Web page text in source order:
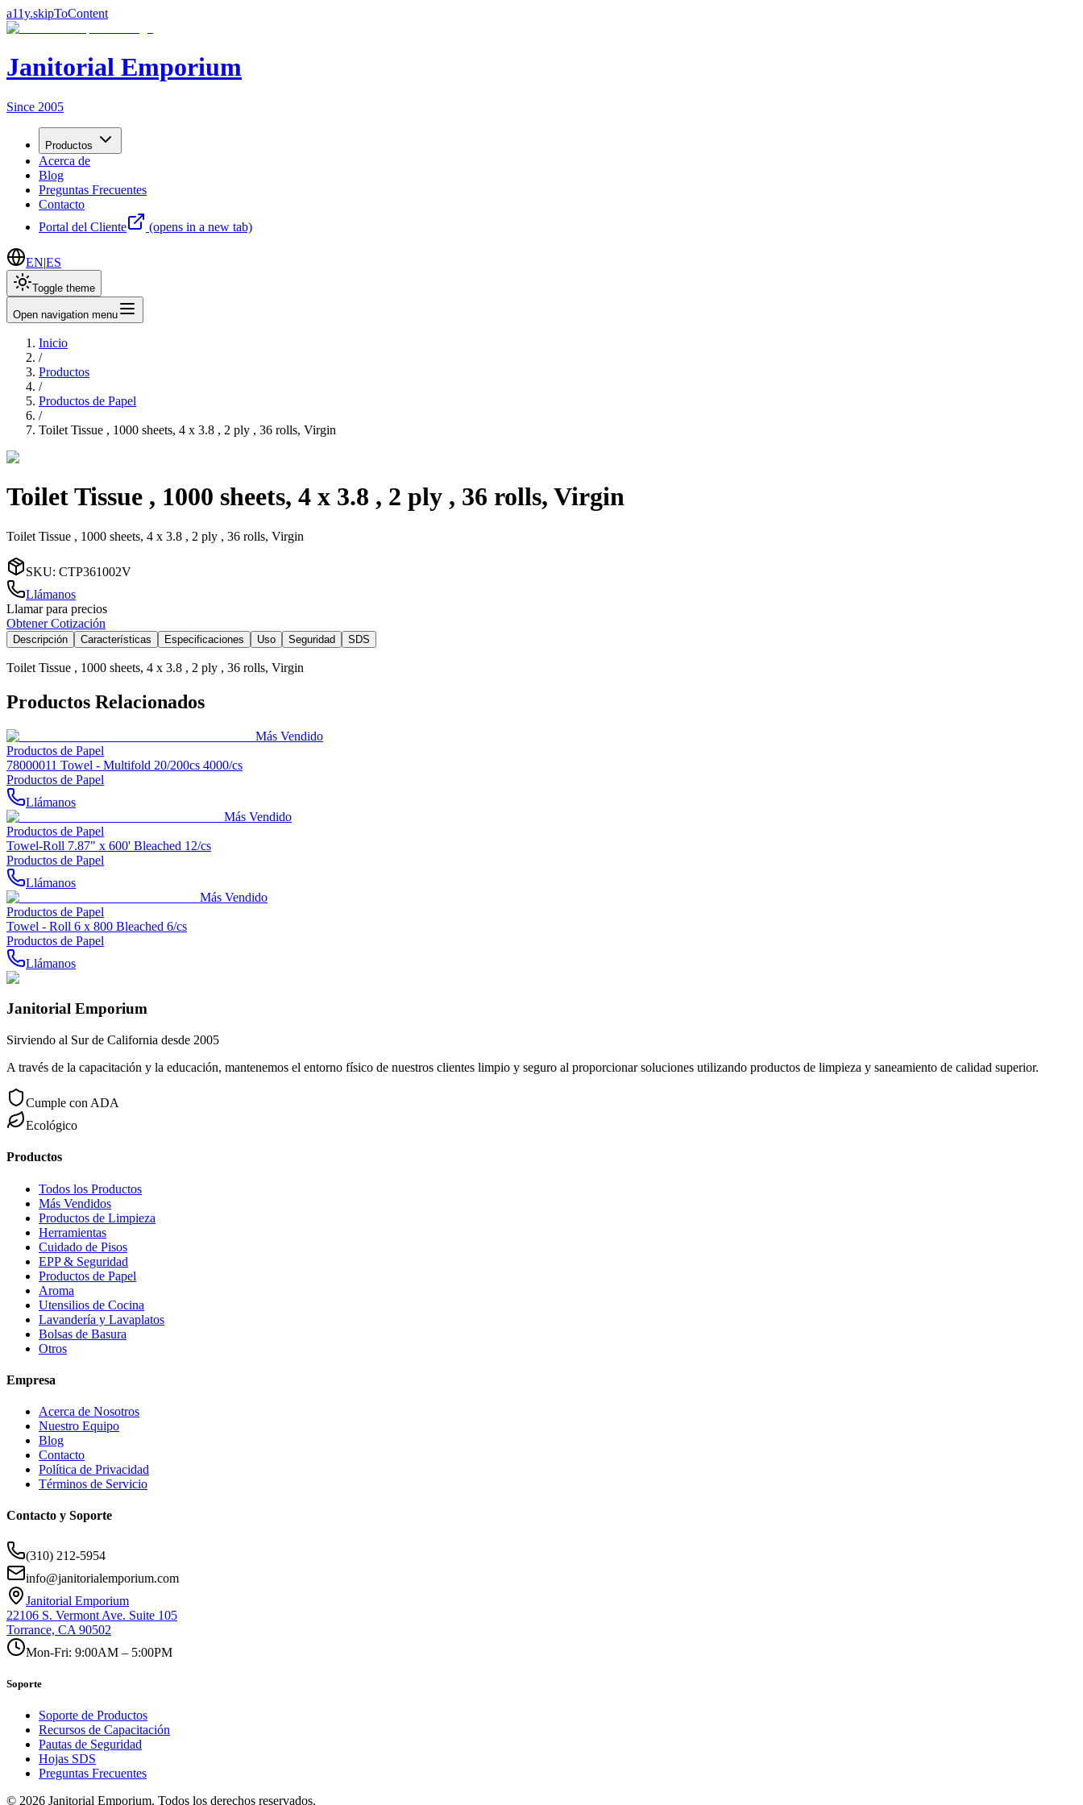
a11y.skipToContent
Janitorial Emporium
Since 2005
Productos
Acerca de
Blog
Preguntas Frecuentes
Contacto
Portal del Cliente
(opens in a new tab)
EN|ES
Toggle theme
Open navigation menu
Inicio
/
Productos
/
Productos de Papel
/
Toilet Tissue , 1000 sheets, 4 x 3.8 , 2 ply , 36 rolls, Virgin
Toilet Tissue , 1000 sheets, 4 x 3.8 , 2 ply , 36 rolls, Virgin
Toilet Tissue , 1000 sheets, 4 x 3.8 , 2 ply , 36 rolls, Virgin
SKU: CTP361002V
Llámanos
Llamar para precios
Obtener Cotización
Descripción Características Especificaciones Uso Seguridad SDS
Toilet Tissue , 1000 sheets, 4 x 3.8 , 2 ply , 36 rolls, Virgin
Productos Relacionados
Más Vendido
Productos de Papel
78000011 Towel - Multifold 20/200cs 4000/cs
Productos de Papel
Llámanos
Más Vendido
Productos de Papel
Towel-Roll 7.87" x 600' Bleached 12/cs
Productos de Papel
Llámanos
Más Vendido
Productos de Papel
Towel - Roll 6 x 800 Bleached 6/cs
Productos de Papel
Llámanos
Janitorial Emporium
Sirviendo al Sur de California desde 2005
A través de la capacitación y la educación, mantenemos el entorno físico de nuestros clientes limpio y seguro al proporcionar soluciones utilizando productos de limpieza y saneamiento de calidad superior.
Cumple con ADA
Ecológico
Productos
Todos los Productos
Más Vendidos
Productos de Limpieza
Herramientas
Cuidado de Pisos
EPP & Seguridad
Productos de Papel
Aroma
Utensilios de Cocina
Lavandería y Lavaplatos
Bolsas de Basura
Otros
Empresa
Acerca de Nosotros
Nuestro Equipo
Blog
Contacto
Política de Privacidad
Términos de Servicio
Contacto y Soporte
(310) 212-5954
info@janitorialemporium.com
Janitorial Emporium
22106 S. Vermont Ave. Suite 105
Torrance, CA 90502
Mon-Fri: 9:00AM – 5:00PM
Soporte
Soporte de Productos
Recursos de Capacitación
Pautas de Seguridad
Hojas SDS
Preguntas Frecuentes
© 2026 Janitorial Emporium. Todos los derechos reservados.